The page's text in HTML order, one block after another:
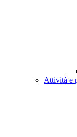
Attività e